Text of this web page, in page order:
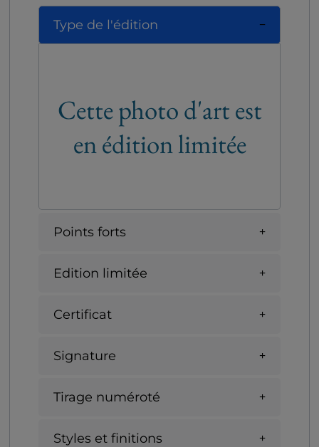
Type de l'édition
Cette photo d'art est
en édition limitée
Points forts
Edition limitée
Certificat
Signature
Tirage numéroté
Styles et finitions